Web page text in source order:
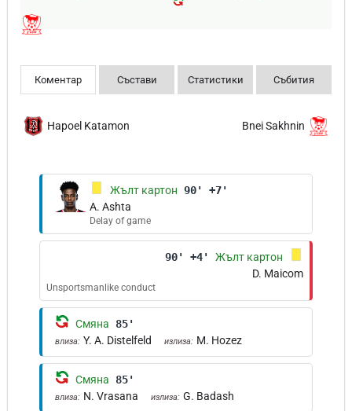
Коментар Състави Статистики Събития
Hapoel Katamon Bnei Sakhnin
Жълт картон 90' +7'
A. Ashta
Delay of game
90' +4'
Жълт картон
D. Maicom
Unsportsmanlike conduct
Смяна 85'
влиза: Y. A. Distelfeld излиза: M. Hozez
Смяна 85'
влиза: N. Vrasana излиза: G. Badash